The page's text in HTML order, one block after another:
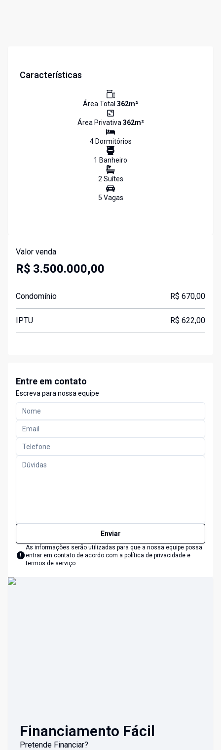
Características
Área Total 362m²
Área Privativa362m²
4Dormitórios
1 Banheiro
2Suítes
5 Vagas
Valor venda
R$ 3.500.000,00
Condomínio R$ 670,00
IPTU R$ 622,00
Entre em contato
Escreva para nossa equipe
Enviar
As informações serão utilizadas para que a nossa equipe possa
entrar em contato de acordo com a política de privacidade e
termos de serviço
Financiamento Fácil
Pretende Financiar?